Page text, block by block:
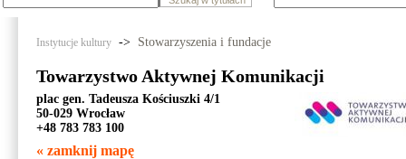
Instytucje kultury -> Stowarzyszenia i fundacje
Towarzystwo Aktywnej Komunikacji
plac gen. Tadeusza Kościuszki 4/1
50-029 Wrocław
+48 783 783 100
« zamknij mapę